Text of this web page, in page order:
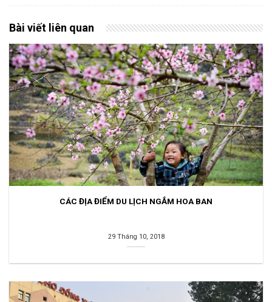
Bài viết liên quan
CÁC ĐỊA ĐIỂM DU LỊCH NGẮM HOA BAN
29 Tháng 10, 2018